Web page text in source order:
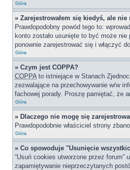
Góra
» Zarejestrowałem się kiedyś, ale
Prawdopodobny powód tego to:
konto zostało usunięte to być może
ponownie zarejestrować się i włączyć
Góra
» Czym jest COPPA?
COPPAto istniejące w Stanach
zezwalające na przechowywanie w/w
fachowej porady. Proszę pamiętać, że
Góra
» Dlaczego nie mogę się
Prawdopodobnie właściciel strony
Góra
» Co spowoduje "Usunięcie
“Usuń cookies utworzone przez
zapamiętywanie nieprzeczytanych